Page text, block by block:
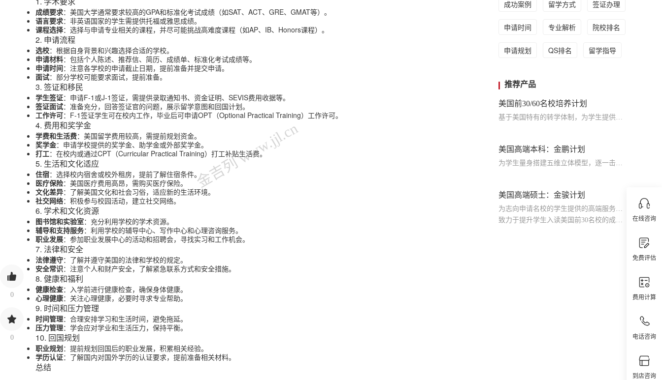
在线咨询
免费评估
费用计算
电话咨询
到店咨询
0
0
成绩要求：美国大学通常要求较高的GPA和标准化考试成绩（如SAT、ACT、GRE、GMAT等）。
语言要求：非英语国家的学生需提供托福或雅思成绩。
课程选择：选择与申请专业相关的课程，并尽可能挑战高难度课程（如AP、IB、Honors课程）。
2. 申请流程
选校：根据自身背景和兴趣选择合适的学校。
申请材料：包括个人陈述、推荐信、简历、成绩单、标准化考试成绩等。
申请时间：注意各学校的申请截止日期，提前准备并提交申请。
面试：部分学校可能要求面试，提前准备。
3. 签证和移民
学生签证：申请F-1或J-1签证，需提供录取通知书、资金证明、SEVIS费用收据等。
签证面试：准备充分，回答签证官的问题，展示留学意图和回国计划。
工作许可：F-1签证学生可在校内工作，毕业后可申请OPT（Optional Practical Training）工作许可。
4. 费用和奖学金
学费和生活费：美国留学费用较高，需提前规划资金。
奖学金：申请学校提供的奖学金、助学金或外部奖学金。
打工：在校内或通过CPT（Curricular Practical Training）打工补贴生活费。
5. 生活和文化适应
住宿：选择校内宿舍或校外租房，提前了解住宿条件。
医疗保险：美国医疗费用高昂，需购买医疗保险。
文化差异：了解美国文化和社会习俗，适应新的生活环境。
社交网络：积极参与校园活动，建立社交网络。
6. 学术和文化资源
图书馆和实验室：充分利用学校的学术资源。
辅导和支持服务：利用学校的辅导中心、写作中心和心理咨询服务。
职业发展：参加职业发展中心的活动和招聘会，寻找实习和工作机会。
7. 法律和安全
法律遵守：了解并遵守美国的法律和学校的规定。
安全常识：注意个人和财产安全，了解紧急联系方式和安全措施。
8. 健康和福利
健康检查：入学前进行健康检查，确保身体健康。
心理健康：关注心理健康，必要时寻求专业帮助。
9. 时间和压力管理
时间管理：合理安排学习和生活时间，避免拖延。
压力管理：学会应对学业和生活压力，保持平衡。
10. 回国规划
职业规划：提前规划回国后的职业发展，积累相关经验。
学历认证：了解国内对国外学历的认证要求，提前准备相关材料。
总结
金吉列 www.jjl.cn
成功案例 留学方式 签证办理
申请时间 专业解析 院校排名
申请规划 QS排名 留学指导
推荐产品
美国前30/60名校培养计划
基于美国特有的转学体制，为学生提供包括学术、领导力、职业等在内的长时段服务，让学生既获得名校录取，又有读完名校的实力
美国高端本科：金鹏计划
为学生量身搭建五维立体模型，逐一击破痛点，致力于提高美国TOP30本科录取成功率
美国高端硕士：金骏计划
为志向申请名校的学生提供的高端服务产品
致力于提升学生入读美国前30名校的成功率